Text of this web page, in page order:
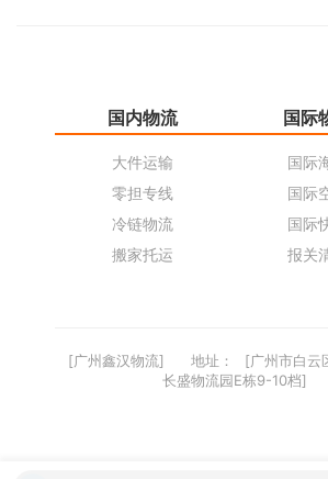
国内物流
大件运输
零担专线
冷链物流
搬家托运
国际
国际
国际
国际
报关
[广州鑫汉物流] 地址：
[广州市白云
长盛物流园E栋9-10档]